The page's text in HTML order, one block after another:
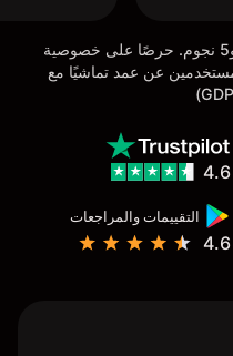
نستعرض هنا التقييمات المميزة ذات 4 و5 نجوم. حرصًا على خصوصية
عن عمد تماشيًا مع
التقييمات والمراجعات
4.6
4.6